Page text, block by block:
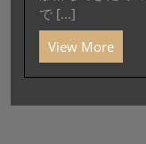
で [...]
View More